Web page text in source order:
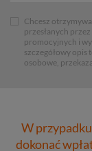
Chcesz
przesłanych
promocyjnych i
szczegółowy opis
osobowe,
W
dokonać